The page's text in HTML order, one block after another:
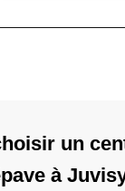
un
à